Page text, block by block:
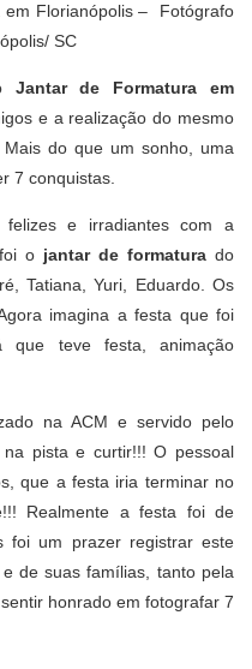
em Florianópolis – Fotógrafo
SC
Jantar de Formatura em
e a realização do mesmo
Mais do que um sonho, uma
7 conquistas.
e irradiantes com a
o jantar de formatura do
Tatiana, Yuri, Eduardo. Os
imagina a festa que foi
que teve festa, animação
na ACM e servido pelo
na pista e curtir!!! O pessoal
que a festa iria terminar no
Realmente a festa foi de
foi um prazer registrar este
de suas famílias, tanto pela
honrado em fotografar 7